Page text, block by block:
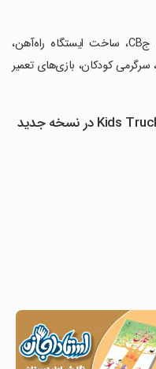
‏کلیدواژه‌ها: بازی‌های ساختمانی، بازی‌های جCB، ساخت ایستگاه راه‌آهن،
کودکان، بازی‌های تعمیر